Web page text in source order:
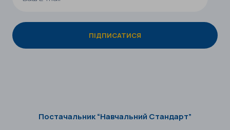
Постачальник “Навчальний Стандарт”